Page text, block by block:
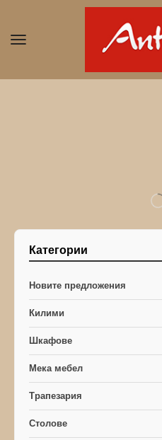
Категории
Новите предложения
Килими
Шкафове
Мека мебел
Трапезария
Столове